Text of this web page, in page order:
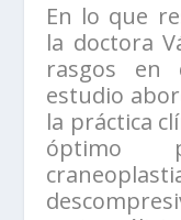
En lo que
la doctora
rasgos en
estudio
la práctica
óptimo